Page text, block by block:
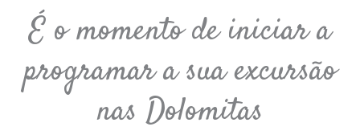
É o momento de iniciar a
programar a sua excursão
nas Dolomitas